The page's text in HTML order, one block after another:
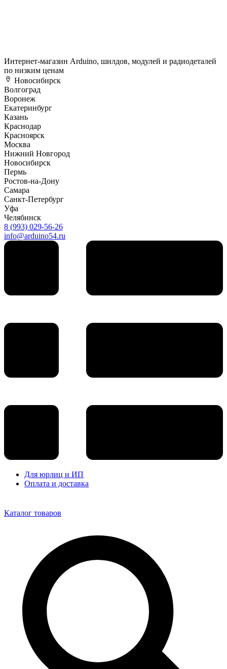
Интернет-магазин Arduino, шилдов, модулей и радиодеталей
по низким ценам
Новосибирск
Волгоград
Воронеж
Екатеринбург
Казань
Краснодар
Красноярск
Москва
Нижний Новгород
Новосибирск
Пермь
Ростов-на-Дону
Самара
Санкт-Петербург
Уфа
Челябинск
8 (993) 029-56-26
info@arduino54.ru
Для юрлиц и ИП
Оплата и доставка
Каталог товаров